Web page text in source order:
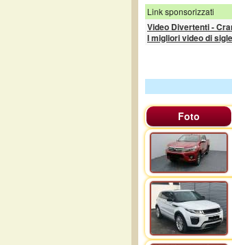
Link sponsorizzati
Video Divertenti -
I migliori video di
Foto